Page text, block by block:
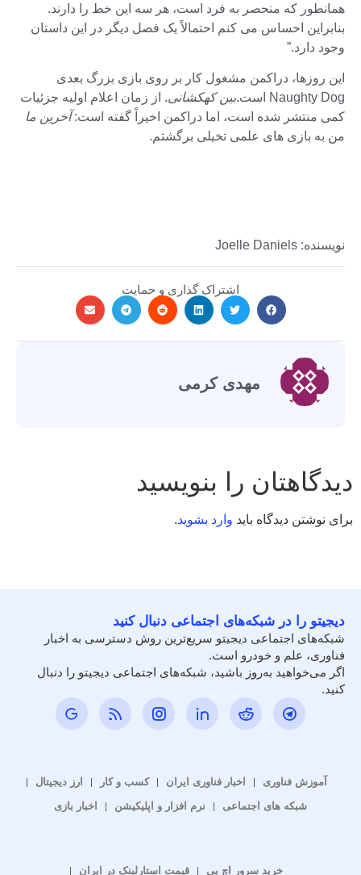
همانطور که منحصر به فرد است، هر سه این خط را دارند.
بنابراین احساس می کنم احتمالاً یک فصل دیگر در این داستان
وجود دارد.”
این روزها، دراکمن مشغول کار بر روی بازی بزرگ بعدی
Naughty Dog است.
بین کهکشانی. از زمان اعلام اولیه جزئیات
کمی منتشر شده است، اما دراکمن اخیراً گفته است:آخرین ما
من به بازی های علمی تخیلی برگشتم.
نویسنده: Joelle Daniels
اشتراک گذاری و حمایت
مهدی کرمی
دیدگاهتان را بنویسید
برای نوشتن دیدگاه باید وارد بشوید.
دیجیتو را در شبکه‌های اجتماعی دنبال کنید
شبکه‌های اجتماعی دیجیتو سریع‌ترین روش دسترسی به اخبار
فناوری، علم و خودرو است.
اگر می‌خواهید به‌روز باشید، شبکه‌های اجتماعی دیجیتو را دنبال
کنید.
آموزش فناوری اخبار فناوری ایران کسب و کار
ارز دیجیتال
شبکه های اجتماعی
نرم افزار و اپلیکیشن اخبار بازی
خرید سرور اچ پی قیمت استارلینک در ایران